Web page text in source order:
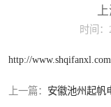
时间：
http://www.shqifanxl.com
上一篇： 安徽池州起帆电
光伏电缆